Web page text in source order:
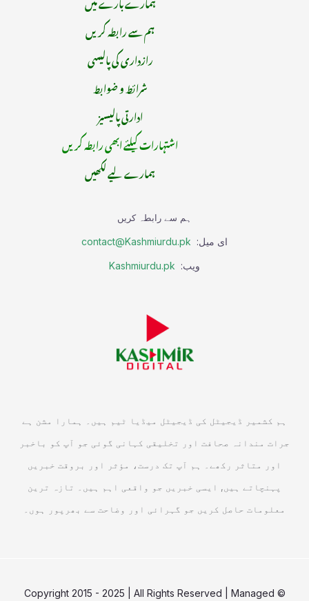
ہم سے رابطہ کریں
رازداری کی پالیسی
شرائط و ضوابط
ادارتی پالیسیز
اشتہارات کیلئے ابھی رابطہ کریں
ہمارے لیے لکھیں
ہم سے رابطہ کریں
ای میل: contact@Kashmiurdu.pk
ویب: Kashmiurdu.pk
ہم کشمیر ڈیجیٹل کی ڈیجیٹل میڈیا ٹیم ہیں۔ ہمارا مشن ہے
جرات مندانہ صحافت اور تخلیقی کہانی گوئی جو آپ کو باخبر
اور متاثر رکھے۔ ہم آپ تک درست، مؤثر اور بروقت خبریں
پہنچاتے ہیں, ایسی خبریں جو واقعی اہم ہیں۔ تازہ ترین
معلومات حاصل کریں جو گہرائی اور وضاحت سے بھرپور ہوں۔
© Copyright 2015 - 2025 | All Rights Reserved | Managed